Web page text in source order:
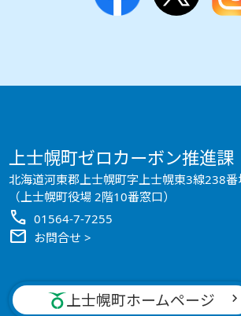
上士幌町ゼロカーボン推進課
北海道河東郡上士幌町字上士幌東3線238番
（上士幌町役場 2階10番窓口）
call 01564-7-7255
mail お問合せ >
上士幌町ホームページ